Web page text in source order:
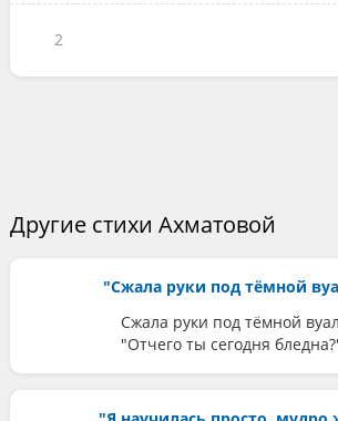
2
Другие стихи Ахматовой
"Сжала руки под тёмной
Сжала руки под тёмной
"Отчего ты сегодня